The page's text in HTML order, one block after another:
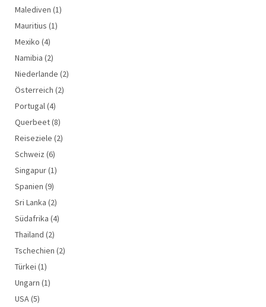
Malediven (1)
Mauritius (1)
Mexiko (4)
Namibia (2)
Niederlande (2)
Österreich (2)
Portugal(4)
Querbeet(8)
Reiseziele (2)
Schweiz (6)
Singapur(1)
Spanien (9)
Sri Lanka (2)
Südafrika (4)
Thailand (2)
Tschechien (2)
Türkei (1)
Ungarn (1)
USA(5)